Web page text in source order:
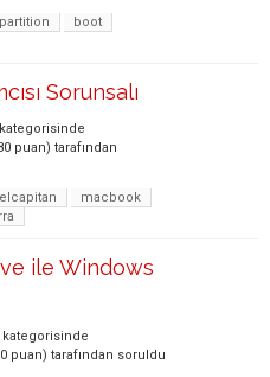
partition
boot
Sorunsalı
kategorisinde
puan) tarafından
elcapitan
macbook
ile Windows
kategorisinde
puan) tarafından soruldu